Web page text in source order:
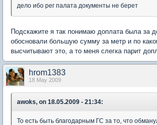
дело ибо рег палата документы не берет
Подскажите я так понимаю доплата была за
обосновали большую сумму за метр и по
высчитывают это, а то меня слегка парит
hrom1383
18 May 2009
awoks, on 18.05.2009 - 21:34:
То есть быть благодарным ГС за то, что